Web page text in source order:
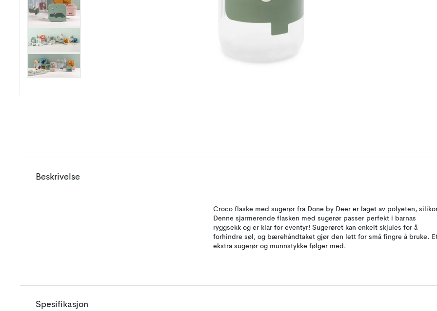
Beskrivelse
Croco flaske med sugerør fra Done by Deer er laget av polyeten,
Denne sjarmerende flasken med sugerør passer perfekt i barnas
ryggsekk og er klar for eventyr! Sugerøret kan enkelt skjules for å
forhindre søl, og bærehåndtaket gjør den lett for små fingre å bruke.
ekstra sugerør og munnstykke følger med.
Spesifikasjon